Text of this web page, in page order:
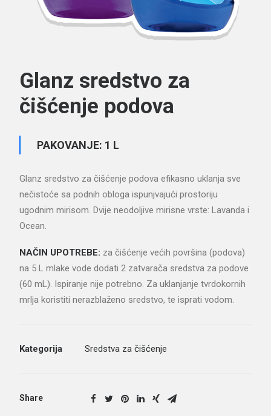
Glanz sredstvo za
čišćenje podova
PAKOVANJE: 1 L
Glanz sredstvo za čišćenje podova efikasno uklanja sve
nečistoće sa podnih obloga ispunjvajući prostoriju
ugodnim mirisom. Dvije neodoljive mirisne vrste: Lavanda i
Ocean.
NAČIN UPOTREBE: za čišćenje većih površina (podova)
na 5 L mlake vode dodati 2 zatvarača sredstva za podove
(60 mL). Ispiranje nije potrebno. Za uklanjanje tvrdokornih
mrlja koristiti nerazblaženo sredstvo, te isprati vodom.
Kategorija Sredstva za čišćenje
Share